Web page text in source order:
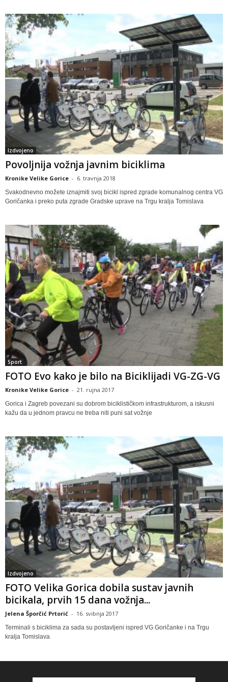
Izdvojeno
Povoljnija vožnja javnim biciklima
Kronike Velike Gorice - 6. travnja 2018
Svakodnevno možete iznajmiti svoj bicikl ispred zgrade komunalnog centra VG
Goričanka i preko puta zgrade Gradske uprave na Trgu kralja Tomislava
Sport
FOTO Evo kako je bilo na Biciklijadi VG-ZG-VG
Kronike Velike Gorice - 21. rujna 2017
Gorica i Zagreb povezani su dobrom biciklističkom infrastrukturom, a iskusni
kažu da u jednom pravcu ne treba niti puni sat vožnje
Izdvojeno
FOTO Velika Gorica dobila sustav javnih
bicikala, prvih 15 dana vožnja...
Jelena Šporčić Prtorić - 16. svibnja 2017
Terminali s biciklima za sada su postavljeni ispred VG Goričanke i na Trgu
kralja Tomislava